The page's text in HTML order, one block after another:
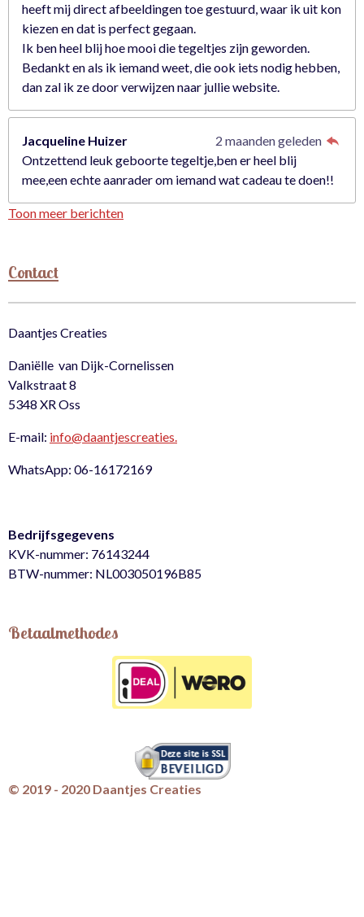
heeft mij direct afbeeldingen toe gestuurd, waar ik uit kon
kiezen en dat is perfect gegaan.
Ik ben heel blij hoe mooi die tegeltjes zijn geworden.
Bedankt en als ik iemand weet, die ook iets nodig hebben,
dan zal ik ze door verwijzen naar jullie website.
Jacqueline Huizer
2 maanden geleden
Ontzettend leuk geboorte tegeltje,ben er heel blij
mee,een echte aanrader om iemand wat cadeau te doen!!
Toon meer berichten
Contact
Daantjes Creaties
Daniëlle van Dijk-Cornelissen
Valkstraat 8
5348 XR Oss
E-mail: info@daantjescreaties.
WhatsApp: 06-16172169
Bedrijfsgegevens
KVK-nummer: 76143244
BTW-nummer: NL003050196B85
Betaalmethodes
© 2019 - 2020 Daantjes Creaties